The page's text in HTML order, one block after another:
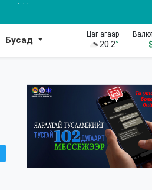
Бусад
Цаг агаар
20.2°